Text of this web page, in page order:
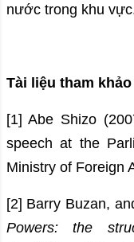
nước trong khu
Tài liệu tham khảo
[1] Abe Shizo
speech at the
Ministry of Foreign
[2] Barry Buzan,
Powers: the